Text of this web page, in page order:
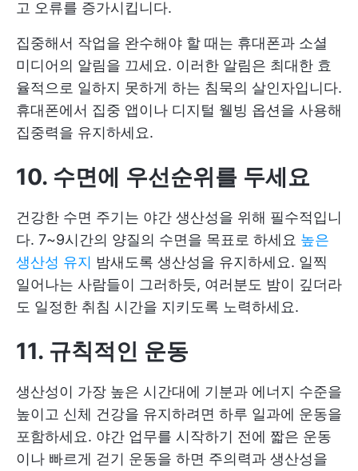
고 오류를 증가시킵니다.
집중해서 작업을 완수해야 할 때는 휴대폰과 소셜
미디어의 알림을 끄세요. 이러한 알림은 최대한 효
율적으로 일하지 못하게 하는 침묵의 살인자입니다.
휴대폰에서 집중 앱이나 디지털 웰빙 옵션을 사용해
집중력을 유지하세요.
10. 수면에 우선순위를 두세요
건강한 수면 주기는 야간 생산성을 위해 필수적입니
다. 7~9시간의 양질의 수면을 목표로 하세요 높은
생산성 유지 밤새도록 생산성을 유지하세요. 일찍
일어나는 사람들이 그러하듯, 여러분도 밤이 깊더라
도 일정한 취침 시간을 지키도록 노력하세요.
11. 규칙적인 운동
생산성이 가장 높은 시간대에 기분과 에너지 수준을
높이고 신체 건강을 유지하려면 하루 일과에 운동을
포함하세요. 야간 업무를 시작하기 전에 짧은 운동
이나 빠르게 걷기 운동을 하면 주의력과 생산성을